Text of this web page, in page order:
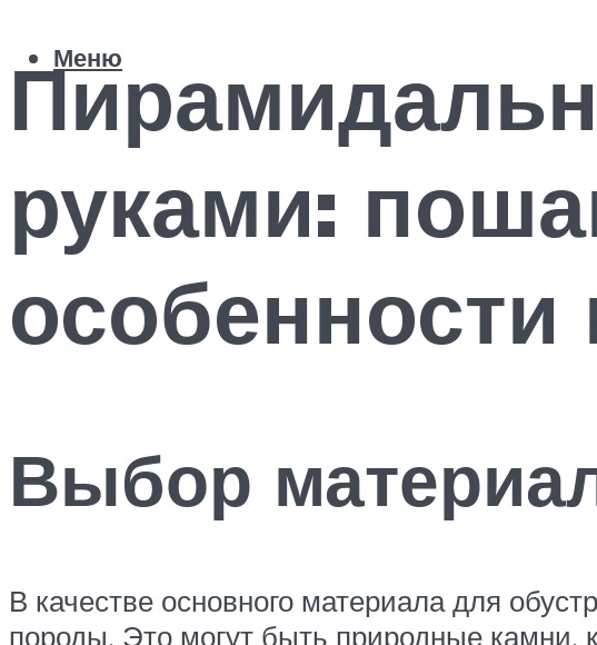
Меню
руками:
особенности
Выбор
В качестве основного материала для
породы. Это могут быть природные камни,